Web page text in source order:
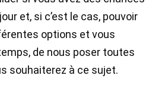
et, si c’est le cas, pouvoir
options et vous
de nous poser toutes
souhaiterez à ce sujet.